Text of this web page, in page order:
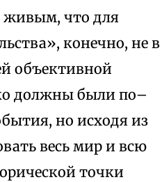
живым, что для
конечно, не в
объективной
должны были по–
но исходя из
весь мир и всю
точки